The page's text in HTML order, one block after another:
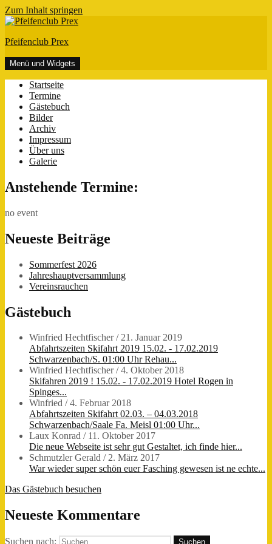
Zum Inhalt springen
Pfeifenclub Prex
Menü und Widgets
Startseite
Termine
Gästebuch
Bilder
Archiv
Impressum
Über uns
Galerie
Anstehende Termine:
no event
Neueste Beiträge
Sommerfest 2026
Jahreshauptversammlung
Vereinsrauchen
Gästebuch
Winfried Hechtfischer/21. Januar 2019
Abfahrtszeiten Skifahrt 2019 15.02. - 17.02.2019
Schwarzenbach/S. 01:00 Uhr Rehau...
Winfried Hechtfischer/4. Oktober 2018
Skifahren 2019 ! 15.02. - 17.02.2019 Hotel Rogen in
Spinges...
Winfried /4. Februar 2018
Abfahrtszeiten Skifahrt 02.03. – 04.03.2018
Schwarzenbach/Saale Fa. Meisl 01:00 Uhr...
Laux Konrad / 11. Oktober 2017
Die neue Webseite ist sehr gut Gestaltet, ich finde hier...
Schmutzler Gerald /2. März 2017
War wieder super schön euer Fasching gewesen ist ne echte...
Das Gästebuch besuchen
Neueste Kommentare
Suchen nach: